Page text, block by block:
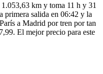
km y toma 11 h y 31
primera salida en 06:42 y la
a Madrid por tren por tan
El mejor precio para este